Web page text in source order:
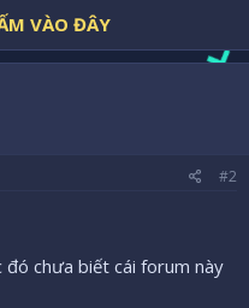
VÀO ĐÂY
#2
chưa biết cái forum này